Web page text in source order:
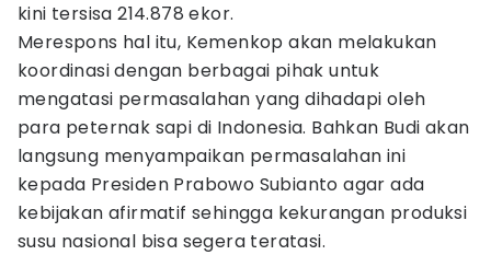
kini tersisa 214.878 ekor.
Merespons hal itu, Kemenkop akan melakukan
koordinasi dengan berbagai pihak untuk
mengatasi permasalahan yang dihadapi oleh
para peternak sapi di Indonesia. Bahkan Budi akan
langsung menyampaikan permasalahan ini
kepada Presiden Prabowo Subianto agar ada
kebijakan afirmatif sehingga kekurangan produksi
susu nasional bisa segera teratasi.